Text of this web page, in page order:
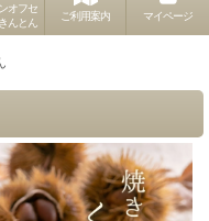
オフセ
んとん
ご利用案内 マイページ